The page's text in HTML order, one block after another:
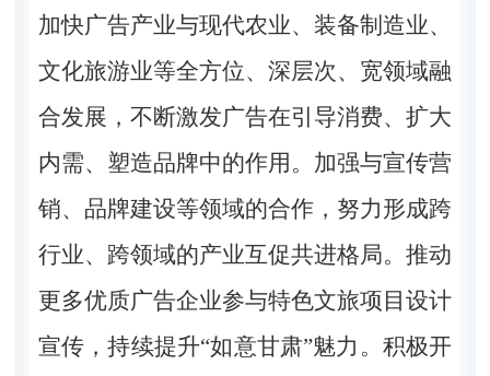
加快广告产业与现代农业、装备制造业、
文化旅游业等全方位、深层次、宽领域融
合发展，不断激发广告在引导消费、扩大
内需、塑造品牌中的作用。加强与宣传营
销、品牌建设等领域的合作，努力形成跨
行业、跨领域的产业互促共进格局。推动
更多优质广告企业参与特色文旅项目设计
宣传，持续提升“如意甘肃”魅力。积极开